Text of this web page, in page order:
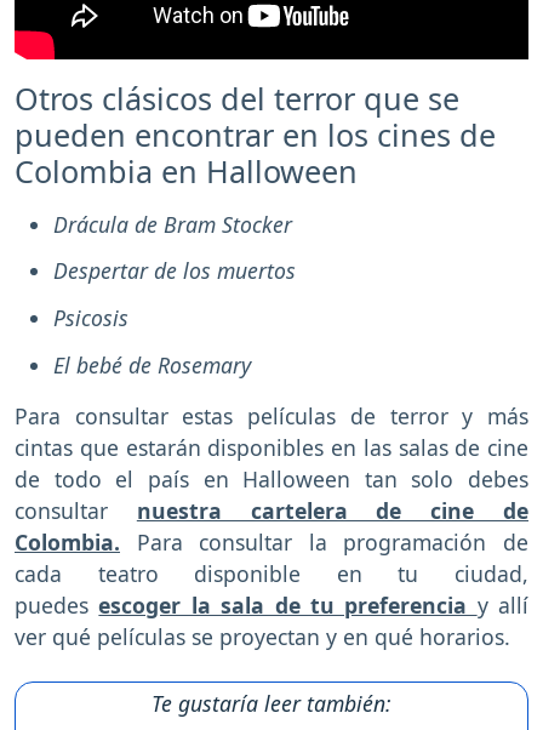
Otros clásicos del terror que se
pueden encontrar en los cines de
Colombia en Halloween
Drácula de Bram Stocker
Despertar de los muertos
Psicosis
El bebé de Rosemary
Para consultar estas películas de terror y más
cintas que estarán disponibles en las salas de cine
de todo el país en Halloween tan solo debes
consultar nuestra cartelera de cine de
Colombia. Para consultar la programación de
cada teatro disponible en tu ciudad,
puedesescoger la sala de tu preferencia y allí
ver qué películas se proyectan y en qué horarios.
Te gustaría leer también: